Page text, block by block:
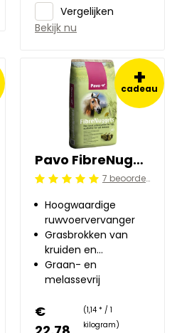
Vergelijken
Bekijk nu
+
cadeau
Pavo FibreNuggets 20 kg
Beoordeling: 5/5 7 beoordelingen
Hoogwaardige
ruwvoervervanger
Grasbrokken van
kruiden en
weidegrassen uit de
voor-Alpen
Graan- en
melassevrij
€
(1,14 * / 1
kilogram)